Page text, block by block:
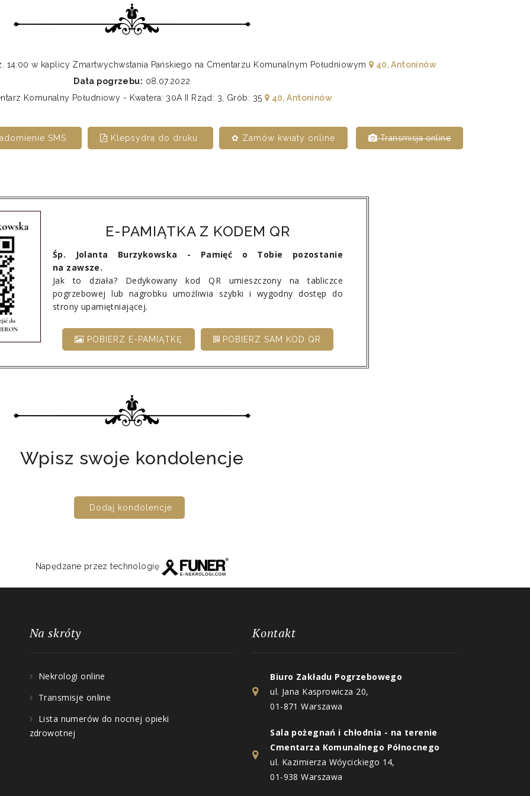
14:00 w kaplicy Zmartwychwstania Pańskiego na Cmentarzu Komunalnym Południowym
40, Antoninów
Data pogrzebu: 08.07.2022
Komunalny Południowy - Kwatera: 30A II Rząd: 3, Grób: 35 40, Antoninów
SMS Klepsydra do druku ✿ Zamów kwiaty online Transmisja online
E-PAMIĄTKA Z KODEM QR
Śp. Jolanta Burzykowska - Pamięć o Tobie pozostanie
na zawsze.
Jak to działa? Dedykowany kod QR umieszczony na tabliczce
pogrzebowej lub nagrobku umożliwia szybki i wygodny dostęp do
strony upamiętniającej.
POBIERZ E-PAMIĄTKĘ POBIERZ SAM KOD QR
Wpisz swoje kondolencje
Dodaj kondolencje
Napędzane przez technologię
Na skróty
Nekrologi online
Transmisje online
Lista numerów do nocnej opieki
zdrowotnej
Kontakt
Biuro Zakładu Pogrzebowego
ul. Jana Kasprowicza 20,
01-871 Warszawa
Sala pożegnań i chłodnia - na terenie
Cmentarza Komunalnego Północnego
ul. Kazimierza Wóycickiego 14,
01-938 Warszawa